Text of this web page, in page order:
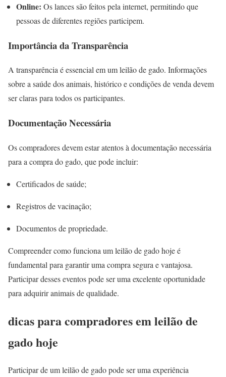
Online: Os lances são feitos pela internet, permitindo que
pessoas de diferentes regiões participem.
Importância da Transparência
A transparência é essencial em um leilão de gado. Informações
sobre a saúde dos animais, histórico e condições de venda devem
ser claras para todos os participantes.
Documentação Necessária
Os compradores devem estar atentos à documentação necessária
para a compra do gado, que pode incluir:
Certificados de saúde;
Registros de vacinação;
Documentos de propriedade.
Compreender como funciona um leilão de gado hoje é
fundamental para garantir uma compra segura e vantajosa.
Participar desses eventos pode ser uma excelente oportunidade
para adquirir animais de qualidade.
dicas para compradores em leilão de
gado hoje
Participar de um leilão de gado pode ser uma experiência